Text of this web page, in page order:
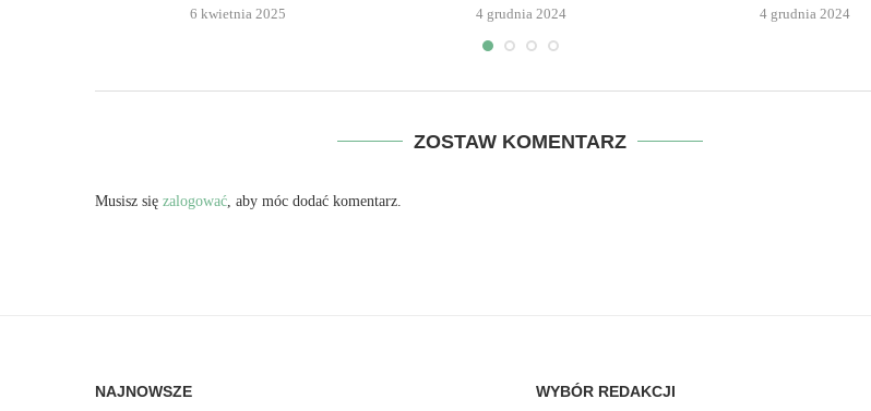
6 kwietnia 2025 4 grudnia 2024 4 grudnia 2024
ZOSTAW KOMENTARZ
Musisz się zalogować , aby móc dodać komentarz.
NAJNOWSZE WYBÓR REDAKCJI